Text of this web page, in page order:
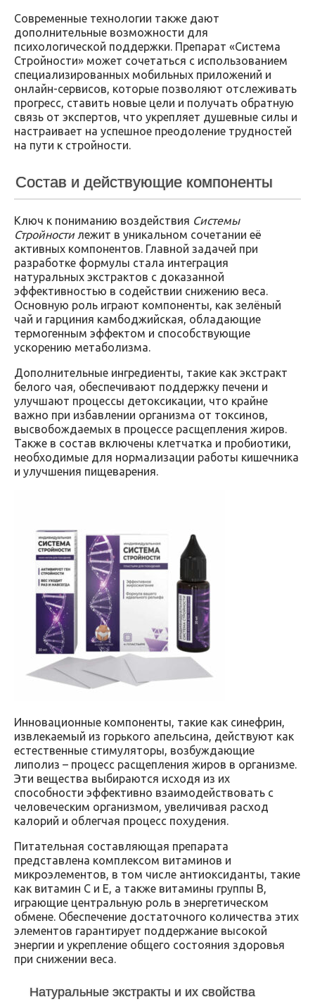
Современные технологии также дают
дополнительные возможности для
психологической поддержки. Препарат «Система
Стройности» может сочетаться с использованием
специализированных мобильных приложений и
онлайн-сервисов, которые позволяют отслеживать
прогресс, ставить новые цели и получать обратную
связь от экспертов, что укрепляет душевные силы и
настраивает на успешное преодоление трудностей
на пути к стройности.
Состав и действующие компоненты
Ключ к пониманию воздействия Системы
Стройностилежит в уникальном сочетании её
активных компонентов. Главной задачей при
разработке формулы стала интеграция
натуральных экстрактов с доказанной
эффективностью в содействии снижению веса.
Основную роль играют компоненты, как зелёный
чай и гарциния камбоджийская, обладающие
термогенным эффектом и способствующие
ускорению метаболизма.
Дополнительные ингредиенты, такие как экстракт
белого чая, обеспечивают поддержку печени и
улучшают процессы детоксикации, что крайне
важно при избавлении организма от токсинов,
высвобождаемых в процессе расщепления жиров.
Также в состав включены клетчатка и пробиотики,
необходимые для нормализации работы кишечника
и улучшения пищеварения.
Инновационные компоненты, такие как синефрин,
извлекаемый из горького апельсина, действуют как
естественные стимуляторы, возбуждающие
липолиз – процесс расщепления жиров в организме.
Эти вещества выбираются исходя из их
способности эффективно взаимодействовать с
человеческим организмом, увеличивая расход
калорий и облегчая процесс похудения.
Питательная составляющая препарата
представлена комплексом витаминов и
микроэлементов, в том числе антиоксиданты, такие
как витамин С и Е, а также витамины группы B,
играющие центральную роль в энергетическом
обмене. Обеспечение достаточного количества этих
элементов гарантирует поддержание высокой
энергии и укрепление общего состояния здоровья
при снижении веса.
Натуральные экстракты и их свойства